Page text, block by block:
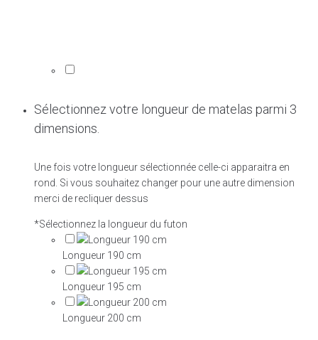
Sélectionnez votre longueur de matelas parmi 3
dimensions.
Une fois votre longueur sélectionnée celle-ci apparaitra en
rond. Si vous souhaitez changer pour une autre dimension
merci de recliquer dessus
*Sélectionnez la longueur du futon
Longueur 190 cm
Longueur 195 cm
Longueur 200 cm